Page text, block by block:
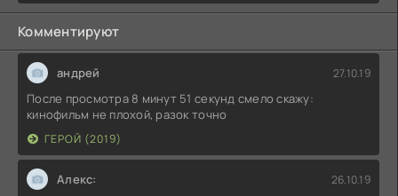
Комментируют
андрей 27.10.19
После просмотра 8 минут 51 секунд смело скажу:
кинофильм не плохой, разок точно
ГЕРОЙ (2019)
Алекс: 26.10.19